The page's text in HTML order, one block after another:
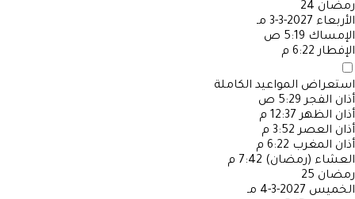
رمضان 24
الأربعاء 2027-3-3 مـ
الإمساك 5:19 ص
الإفطار 6:22 م
استعراض المواعيد الكاملة
أذان الفجر 5:29 ص
أذان الظهر 12:37 م
أذان العصر 3:52 م
أذان المغرب 6:22 م
العشاء (رمضان) 7:42 م
رمضان 25
الخميس 2027-3-4 مـ